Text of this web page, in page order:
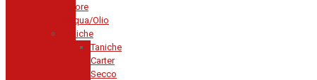
Calore
Acqua/Olio
Taniche
Taniche
Carter
Secco